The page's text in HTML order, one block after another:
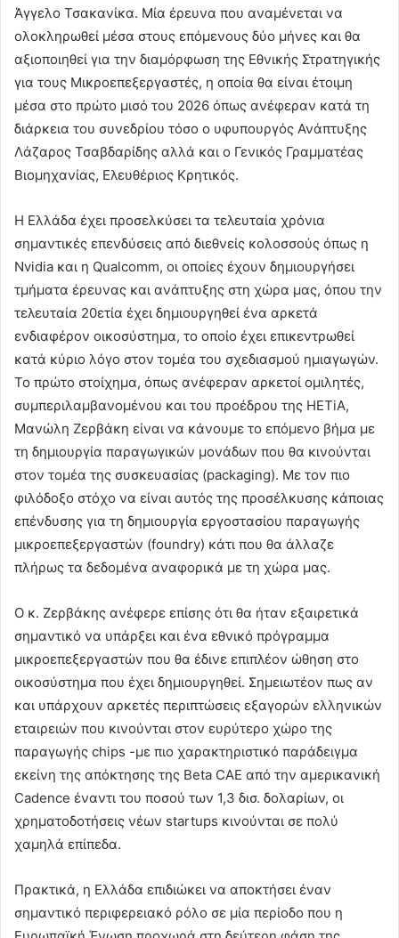
Άγγελο Τσακανίκα. Μία έρευνα που αναμένεται να
ολοκληρωθεί μέσα στους επόμενους δύο μήνες και θα
αξιοποιηθεί για την διαμόρφωση της Εθνικής Στρατηγικής
για τους Μικροεπεξεργαστές, η οποία θα είναι έτοιμη
μέσα στο πρώτο μισό του 2026 όπως ανέφεραν κατά τη
διάρκεια του συνεδρίου τόσο ο υφυπουργός Ανάπτυξης
Λάζαρος Τσαβδαρίδης αλλά και ο Γενικός Γραμματέας
Βιομηχανίας, Ελευθέριος Κρητικός.
Η Ελλάδα έχει προσελκύσει τα τελευταία χρόνια
σημαντικές επενδύσεις από διεθνείς κολοσσούς όπως η
Nvidia και η Qualcomm, οι οποίες έχουν δημιουργήσει
τμήματα έρευνας και ανάπτυξης στη χώρα μας, όπου την
τελευταία 20ετία έχει δημιουργηθεί ένα αρκετά
ενδιαφέρον οικοσύστημα, το οποίο έχει επικεντρωθεί
κατά κύριο λόγο στον τομέα του σχεδιασμού ημιαγωγών.
Το πρώτο στοίχημα, όπως ανέφεραν αρκετοί ομιλητές,
συμπεριλαμβανομένου και του προέδρου της HETiA,
Μανώλη Ζερβάκη είναι να κάνουμε το επόμενο βήμα με
τη δημιουργία παραγωγικών μονάδων που θα κινούνται
στον τομέα της συσκευασίας (packaging). Με τον πιο
φιλόδοξο στόχο να είναι αυτός της προσέλκυσης κάποιας
επένδυσης για τη δημιουργία εργοστασίου παραγωγής
μικροεπεξεργαστών (foundry) κάτι που θα άλλαζε
πλήρως τα δεδομένα αναφορικά με τη χώρα μας.
Ο κ. Ζερβάκης ανέφερε επίσης ότι θα ήταν εξαιρετικά
σημαντικό να υπάρξει και ένα εθνικό πρόγραμμα
μικροεπεξεργαστών που θα έδινε επιπλέον ώθηση στο
οικοσύστημα που έχει δημιουργηθεί. Σημειωτέον πως αν
και υπάρχουν αρκετές περιπτώσεις εξαγορών ελληνικών
εταιρειών που κινούνται στον ευρύτερο χώρο της
παραγωγής chips -με πιο χαρακτηριστικό παράδειγμα
εκείνη της απόκτησης της Beta CAE από την αμερικανική
Cadence έναντι του ποσού των 1,3 δισ. δολαρίων, οι
χρηματοδοτήσεις νέων startups κινούνται σε πολύ
χαμηλά επίπεδα.
Πρακτικά, η Ελλάδα επιδιώκει να αποκτήσει έναν
σημαντικό περιφερειακό ρόλο σε μία περίοδο που η